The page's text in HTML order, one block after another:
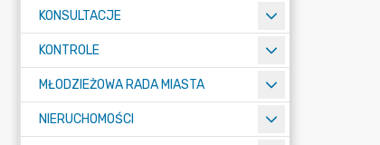
KONSULTACJE
KONTROLE
MŁODZIEŻOWA RADA MIASTA
NIERUCHOMOŚCI